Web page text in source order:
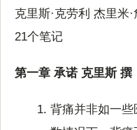
克里斯·克劳利 杰里米
21个笔记
第一章 承诺 克里斯 撰
背痛并非如一些